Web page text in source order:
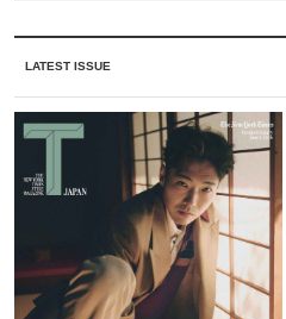
LATEST ISSUE